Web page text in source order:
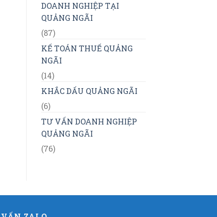
DOANH NGHIỆP TẠI
QUẢNG NGÃI
(87)
KẾ TOÁN THUẾ QUẢNG
NGÃI
(14)
KHẮC DẤU QUẢNG NGÃI
(6)
TƯ VẤN DOANH NGHIỆP
QUẢNG NGÃI
(76)